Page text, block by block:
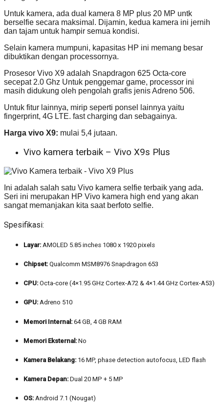
Untuk kamera, ada dual kamera 8 MP plus 20 MP untk
berselfie secara maksimal. Dijamin, kedua kamera ini jernih
dan tajam untuk hampir semua kondisi.
Selain kamera mumpuni, kapasitas HP ini memang besar
dibuktikan dengan processornya.
Prosesor Vivo X9 adalah Snapdragon 625 Octa-core
secepat 2.0 Ghz Untuk penggemar game, processor ini
masih didukung oleh pengolah grafis jenis Adreno 506.
Untuk fitur lainnya, mirip seperti ponsel lainnya yaitu
fingerprint, 4G LTE. fast charging dan sebagainya.
Harga vivo X9: mulai 5,4 jutaan.
Vivo kamera terbaik – Vivo X9s Plus
Ini adalah salah satu Vivo kamera selfie terbaik yang ada.
Seri ini merupakan HP Vivo kamera high end yang akan
sangat memanjakan kita saat berfoto selfie.
Spesifikasi:
Layar: AMOLED 5.85 inches 1080 x 1920 pixels
Chipset: Qualcomm MSM8976 Snapdragon 653
CPU: Octa-core (4×1.95 GHz Cortex-A72 & 4×1.44 GHz Cortex-A53)
GPU: Adreno 510
Memori Internal: 64 GB, 4 GB RAM
Memori Eksternal: No
Kamera Belakang: 16 MP, phase detection autofocus, LED flash
Kamera Depan: Dual 20 MP + 5 MP
OS: Android 7.1 (Nougat)